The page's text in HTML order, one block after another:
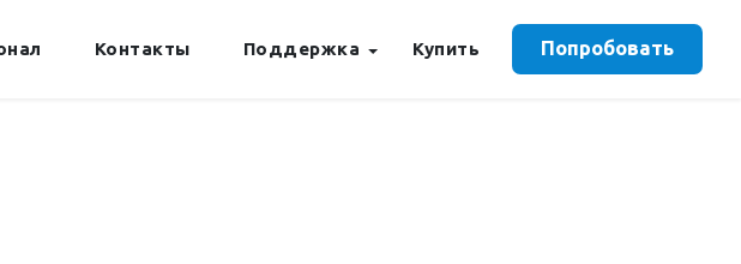
Контакты Поддержка Купить Попробовать